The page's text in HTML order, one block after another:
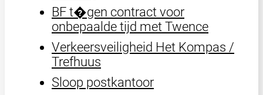
BF t�gen contract voor
onbepaalde tijd met Twence
Verkeersveiligheid Het Kompas /
Trefhuus
Sloop postkantoor